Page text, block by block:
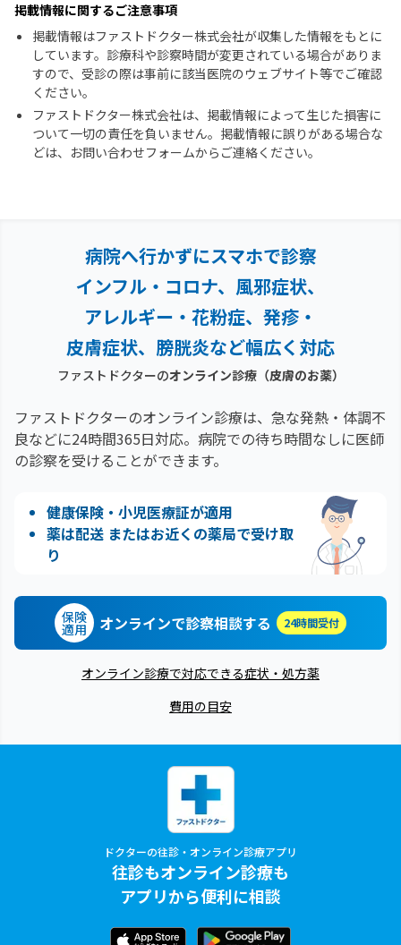
掲載情報に関するご注意事項
掲載情報はファストドクター株式会社が収集した情報をもとに
しています。診療科や診察時間が変更されている場合がありま
すので、受診の際は事前に該当医院のウェブサイト等でご確認
ください。
ファストドクター株式会社は、掲載情報によって生じた損害に
ついて一切の責任を負いません。掲載情報に誤りがある場合な
どは、お問い合わせフォームからご連絡ください。
病院へ行かずにスマホで診察
インフル・コロナ、風邪症状、
アレルギー・花粉症、 発疹・
皮膚症状、膀胱炎など幅広く対応
ファストドクターのオンライン診療（皮膚のお薬）
ファストドクターのオンライン診療は、急な発熱・体調不
良などに24時間365日対応。 病院での待ち時間なしに医師
の診察を受けることができます。
健康保険・小児医療証が適用
薬は配送 またはお近くの薬局で受け取
り
保険
適用 オンラインで診察相談する 24時間受付
オンライン診療で対応できる症状・処方薬
費用の目安
ドクターの往診・オンライン診療アプリ
往診もオンライン診療も
アプリから便利に相談